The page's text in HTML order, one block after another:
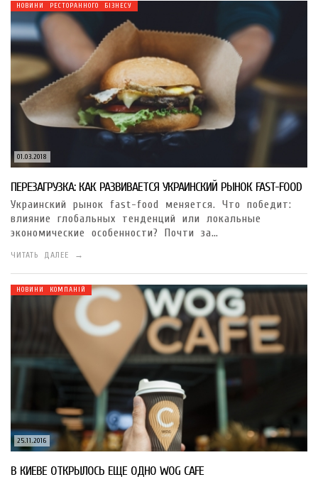
01.03.2018
НОВИНИ РЕСТОРАННОГО БІЗНЕСУ
ПЕРЕЗАГРУЗКА: КАК РАЗВИВАЕТСЯ УКРАИНСКИЙ РЫНОК FAST-FOOD
Украинский рынок fast-food меняется. Что победит:
влияние глобальных тенденций или локальные
экономические особенности? Почти за…
ЧИТАТЬ ДАЛЕЕ →
25.11.2016
НОВИНИ КОМПАНІЙ
В КИЕВЕ ОТКРЫЛОСЬ ЕЩЕ ОДНО WOG CAFE